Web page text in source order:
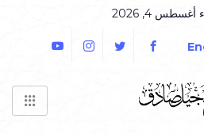
أغسطس 4, 2026